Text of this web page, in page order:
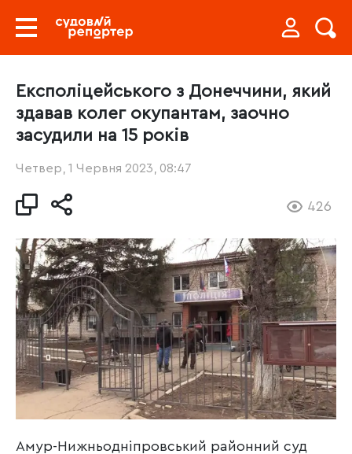
Експоліцейського з Донеччини, який
здавав колег окупантам, заочно
засудили на 15 років
Четвер, 1 Червня 2023, 08:47
426
Амур-Нижньодніпровський районний суд